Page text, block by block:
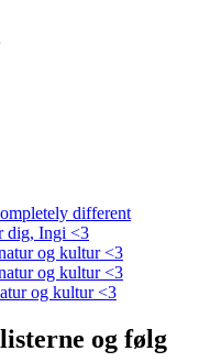
different
dig, Ingi <3
og kultur <3
og kultur <3
og kultur <3
og følg